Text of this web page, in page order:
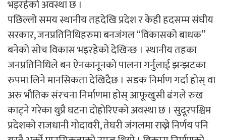
भइरहेको अवस्था छ ।
पछिल्लो समय स्थानीय तहदेखि प्रदेश र केही हदसम्म संघीय
सरकार, जनप्रतिनिधिहरुमा बनजंगल “विकासको बाधक”
बनेको सोच विकास भइरहेको देखिन्छ । स्थानीय तहका
जनप्रतिनिधिले बन ऐनकानूनको पालना गर्नुलाई झन्झटका
रुपमा लिने मानसिकता देखिदैछ । सडक निर्माण गर्दा होस् वा
अरु भौतिक संरचना निर्माणमा होस् आफूखुसी ढंगले रुख
काट्ने गरेका थुप्रै घटना दोहोरिएको अवस्था छ । सुदूरपश्चिम
प्रदेशको राजधानी गोदावरी, तेघरी जंगलमा राख्ने निर्णय पनि